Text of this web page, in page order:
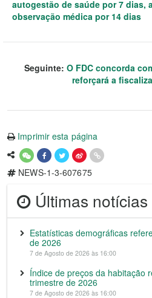
autogestão de saúde por 7 dias,
observação médica por 14 dias
Seguinte: O FDC concorda
reforçará a
Imprimir esta página
NEWS-1-3-607675
Últimas notícias
Estatísticas demográficas
de 2026
7 de Agosto de 2026 às 16:00
Índice de preços da habitação
trimestre de 2026
7 de Agosto de 2026 às 16:00